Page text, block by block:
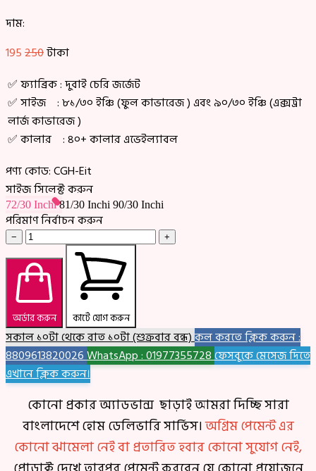
দাম:
195250টাকা
✅ ফ্যাব্রিক : দুবাই চেরি জর্জেট
✅ সাইজ : ৮১/৩০ ইঞ্চি (ফুল কাভারেজ ) এবং ৯০/৩০ ইঞ্চি (এক্সট্রা
লার্জ কাভারেজ )
✅ কালার : ৪০+ কালার এভেইল্যাবল
পণ্য কোড:CGH-Eit
সাইজ সিলেক্ট করুন
72/30 Inchi81/30 Inchi 90/30 Inchi
পরিমাণ নির্বাচন করুন
− +
অর্ডার করুন কার্টে যোগ করুন
সকাল ১০টা থেকে রাত ১০টা (শুক্রবার বন্ধ)কল করতে ক্লিক করুন :
8809613820026WhatsApp : 01977355728ফেসবুকে মেসেজ দিতে
এখানে ক্লিক করুন।
কোনো প্রকার অ্যাডভান্স ছাড়াই আমরা দিচ্ছি সারা
বাংলাদেশে হোম ডেলিভারি সার্ভিস।অগ্রিম পেমেন্ট এর
কোনো ঝামেলা নেই বা প্রতারিত হবার কোনো সুযোগ নেই,